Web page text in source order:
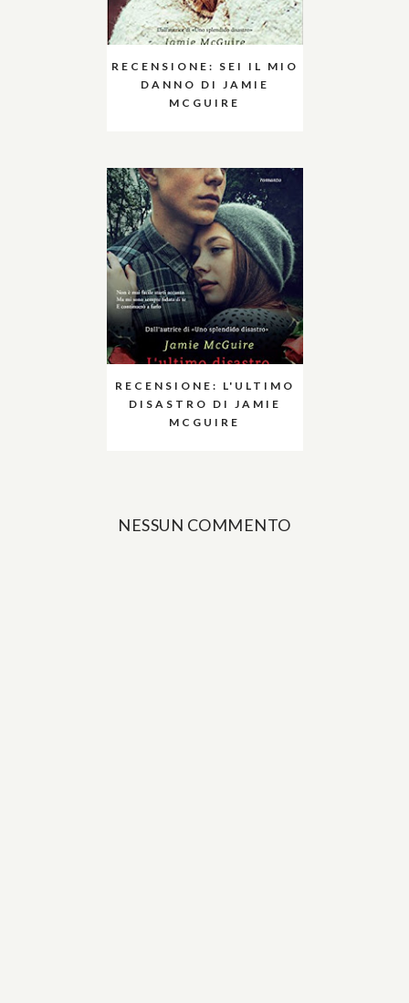
RECENSIONE: SEI IL MIO
DANNO DI JAMIE
MCGUIRE
RECENSIONE: L'ULTIMO
DISASTRO DI JAMIE
MCGUIRE
NESSUN COMMENTO